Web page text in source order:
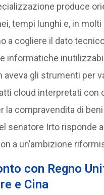
produce
tempi lunghi e, in
a cogliere il dato
informatiche
aveva gli strumenti per
cloud interpretati con
la compravendita di
senatore Irto risponde a
a un’ambizione
con Regno
e Cina